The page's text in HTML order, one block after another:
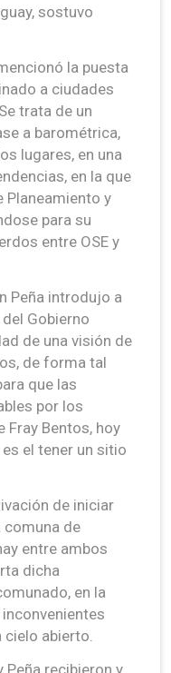
sostuvo
la puesta
a ciudades
trata de un
a barométrica,
lugares, en una
en la que
Planeamiento y
para su
entre OSE y
Peña introdujo a
Gobierno
de una visión de
de forma tal
que las
por los
Fray Bentos, hoy
el tener un sitio
de iniciar
comuna de
entre ambos
dicha
en la
abierto.
Peña recibieron y